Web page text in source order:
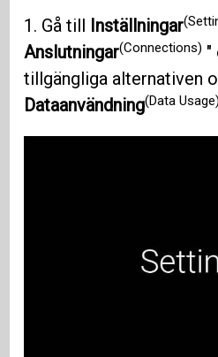
1. Gå till Inställningar
Anslutningar(Connections) "
tillgängliga alternativen
Dataanvändning(Data Usage)